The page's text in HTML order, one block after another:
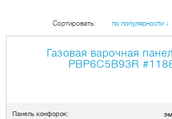
Сортировать: по популярности ↓
Газовая варочная
PBP6C5B93R
Панель конфорок: